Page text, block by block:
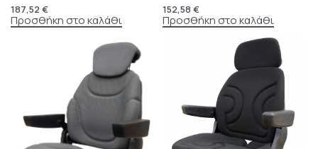
187,52 €
Προσθήκη στο καλάθι
152,58 €
Προσθήκη στο καλάθι